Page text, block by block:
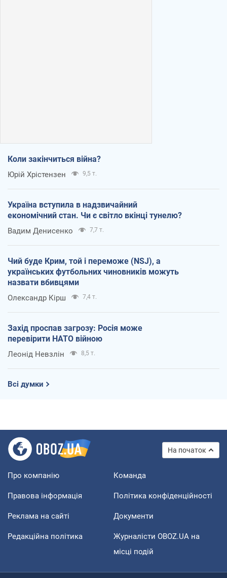
Коли закінчиться війна?
Юрій Хрістензен 9,5 т.
Україна вступила в надзвичайний
економічний стан. Чи є світло вкінці тунелю?
Вадим Денисенко 7,7 т.
Чий буде Крим, той і переможе (NSJ), а
українських футбольних чиновників можуть
назвати вбивцями
Олександр Кірш 7,4 т.
Захід проспав загрозу: Росія може
перевірити НАТО війною
Леонід Невзлін 8,5 т.
Всі думки
На початок
Про компанію Команда
Правова інформація Політика конфіденційності
Реклама на сайті Документи
Редакційна політика
Журналісти OBOZ.UA на
місці подій